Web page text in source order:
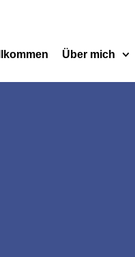
Über mich